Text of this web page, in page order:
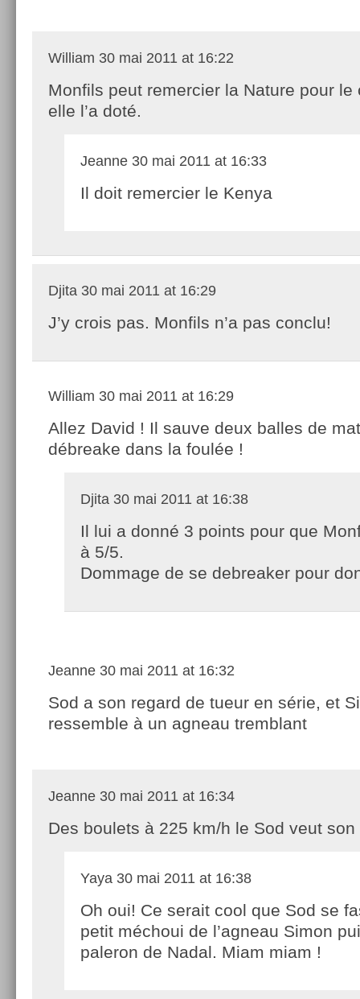
William 30 mai 2011 at 16:22
Monfils peut remercier la Nature pour le
elle l’a doté.
Jeanne 30 mai 2011 at 16:33
Il doit remercier le Kenya
Djita 30 mai 2011 at 16:29
J’y crois pas. Monfils n’a pas conclu!
William 30 mai 2011 at 16:29
Allez David ! Il sauve deux balles de
débreake dans la foulée !
Djita 30 mai 2011 at 16:38
Il lui a donné 3 points pour que
à 5/5.
Dommage de se debreaker pour
Jeanne 30 mai 2011 at 16:32
Sod a son regard de tueur en série, et
ressemble à un agneau tremblant
Jeanne 30 mai 2011 at 16:34
Des boulets à 225 km/h le Sod veut son
Yaya 30 mai 2011 at 16:38
Oh oui! Ce serait cool que Sod se
petit méchoui de l’agneau Simon
paleron de Nadal. Miam miam !